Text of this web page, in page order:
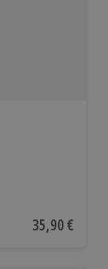
Aktueller
35,90 €